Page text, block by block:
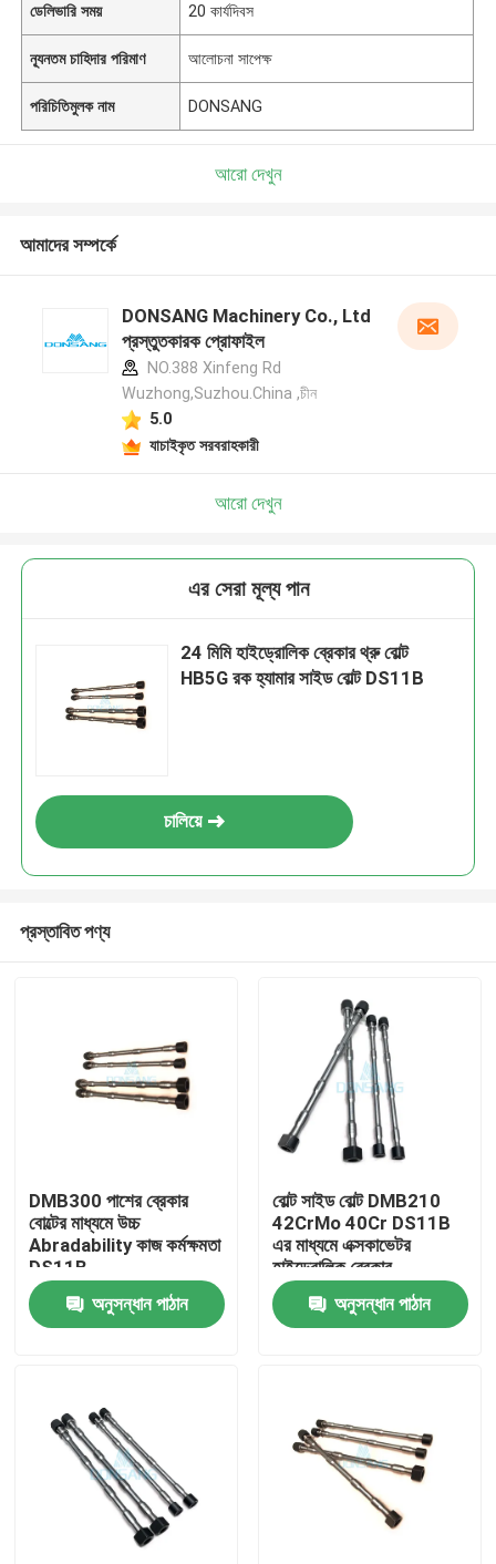
বাড়ি
ডেলিভারি সময় 20 কার্যদিবস
ন্যূনতম চাহিদার পরিমাণ আলোচনা সাপেক্ষ
পরিচিতিমুলক নাম DONSANG
আরো দেখুন
আমাদের সম্পর্কে
DONSANG Machinery Co., Ltd
প্রস্তুতকারক প্রোফাইল
NO.388 Xinfeng Rd
Wuzhong,Suzhou.China ,চীন
5.0
যাচাইকৃত সরবরাহকারী
আরো দেখুন
এর সেরা মূল্য পান
24 মিমি হাইড্রোলিক ব্রেকার থ্রু বোল্ট
HB5G রক হ্যামার সাইড বোল্ট DS11B
চালিয়ে
প্রস্তাবিত পণ্য
DMB300 পাশের ব্রেকার
বোল্টের মাধ্যমে উচ্চ
Abradability কাজ কর্মক্ষমতা
DS11B
অনুসন্ধান পাঠান
বোল্ট সাইড বোল্ট DMB210
42CrMo 40Cr DS11B
এর মাধ্যমে এক্সকাভেটর
হাইড্রোলিক ব্রেকার
অনুসন্ধান পাঠান